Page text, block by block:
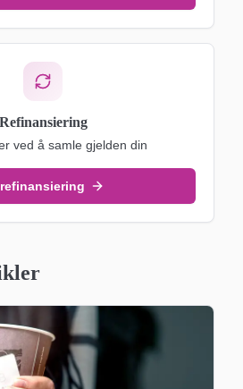
Refinansiering
ved å samle gjelden din